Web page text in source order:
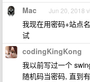
Mac Jun 20, 2018
我现在用密码+站点
试
codingKingKong
我以前写过一个
随机码当密码, 直到